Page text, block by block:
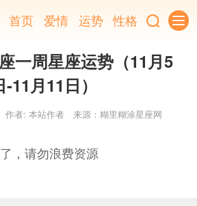
首页 爱情 运势 性格
一周星座运势（11月5
-11月11日）
作者: 本站作者 来源：糊里糊涂星座网
，请勿浪费资源